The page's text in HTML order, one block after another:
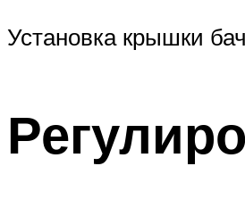
Установка крышки